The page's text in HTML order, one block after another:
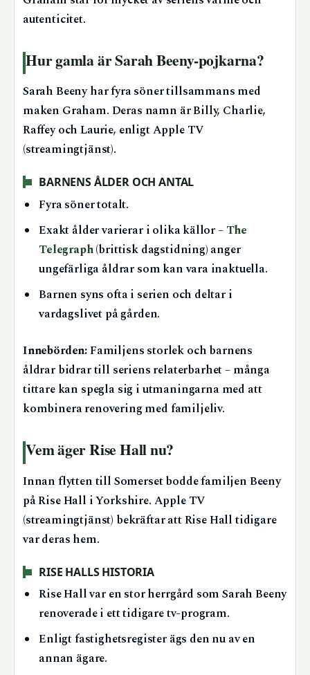
autenticitet.
Hur gamla är Sarah Beeny-pojkarna?
Sarah Beeny har fyra söner tillsammans med
maken Graham. Deras namn är Billy, Charlie,
Raffey och Laurie, enligt Apple TV
(streamingtjänst).
BARNENS ÅLDER OCH ANTAL
Fyra söner totalt.
Exakt ålder varierar i olika källor – The
Telegraph(brittisk dagstidning) anger
ungefärliga åldrar som kan vara inaktuella.
Barnen syns ofta i serien och deltar i
vardagslivet på gården.
Innebörden:Familjens storlek och barnens
åldrar bidrar till seriens relaterbarhet – många
tittare kan spegla sig i utmaningarna med att
kombinera renovering med familjeliv.
Vem äger Rise Hall nu?
Innan flytten till Somerset bodde familjen Beeny
på Rise Hall i Yorkshire. Apple TV
(streamingtjänst) bekräftar att Rise Hall tidigare
var deras hem.
RISE HALLS HISTORIA
Rise Hall var en stor herrgård som Sarah Beeny
renoverade i ett tidigare tv-program.
Enligt fastighetsregister ägs den nu av en
annan ägare.